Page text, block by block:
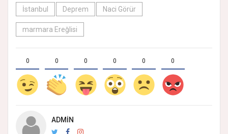
İstanbul
Deprem Naci Görür
marmara Ereğlisi
0 0 0 0 0 0
ADMIN